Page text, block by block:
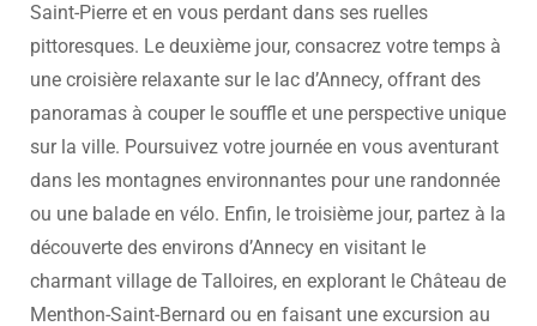
Saint-Pierre et en vous perdant dans ses ruelles
pittoresques. Le deuxième jour, consacrez votre temps à
une croisière relaxante sur le lac d’Annecy, offrant des
panoramas à couper le souffle et une perspective unique
sur la ville. Poursuivez votre journée en vous aventurant
dans les montagnes environnantes pour une randonnée
ou une balade en vélo. Enfin, le troisième jour, partez à la
découverte des environs d’Annecy en visitant le
charmant village de Talloires, en explorant le Château de
Menthon-Saint-Bernard ou en faisant une excursion au